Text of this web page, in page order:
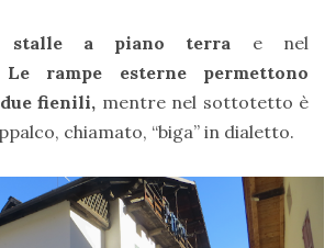
stalle a piano terra e nel
Le rampe esterne permettono
fienili, mentre nel sottotetto è
chiamato, “biga” in dialetto.